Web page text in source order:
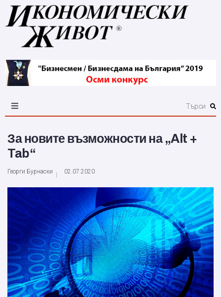
За новите възможности на „Alt +
Tab“
Георги Бурнаски 02.07.2020